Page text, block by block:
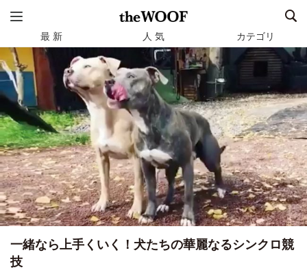
最 新 人 気 カテゴリ
一緒なら上手くいく！犬たちの華麗なるシンクロ競
技